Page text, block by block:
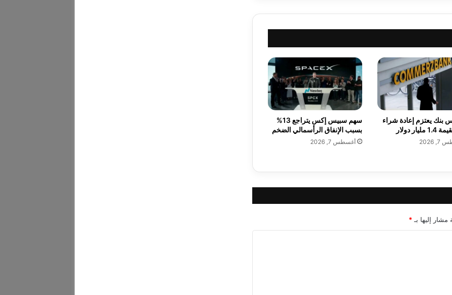
ي
ل
س
و
ي
د
ل
ع
ل
و
ا
بنك يعتزم إعادة شراء
دولار
2026
سهم سبيس إكس يتراجع 13%
بسبب الإنفاق الرأسمالي الضخم
أغسطس 7, 2026
مشار إليها بـ *